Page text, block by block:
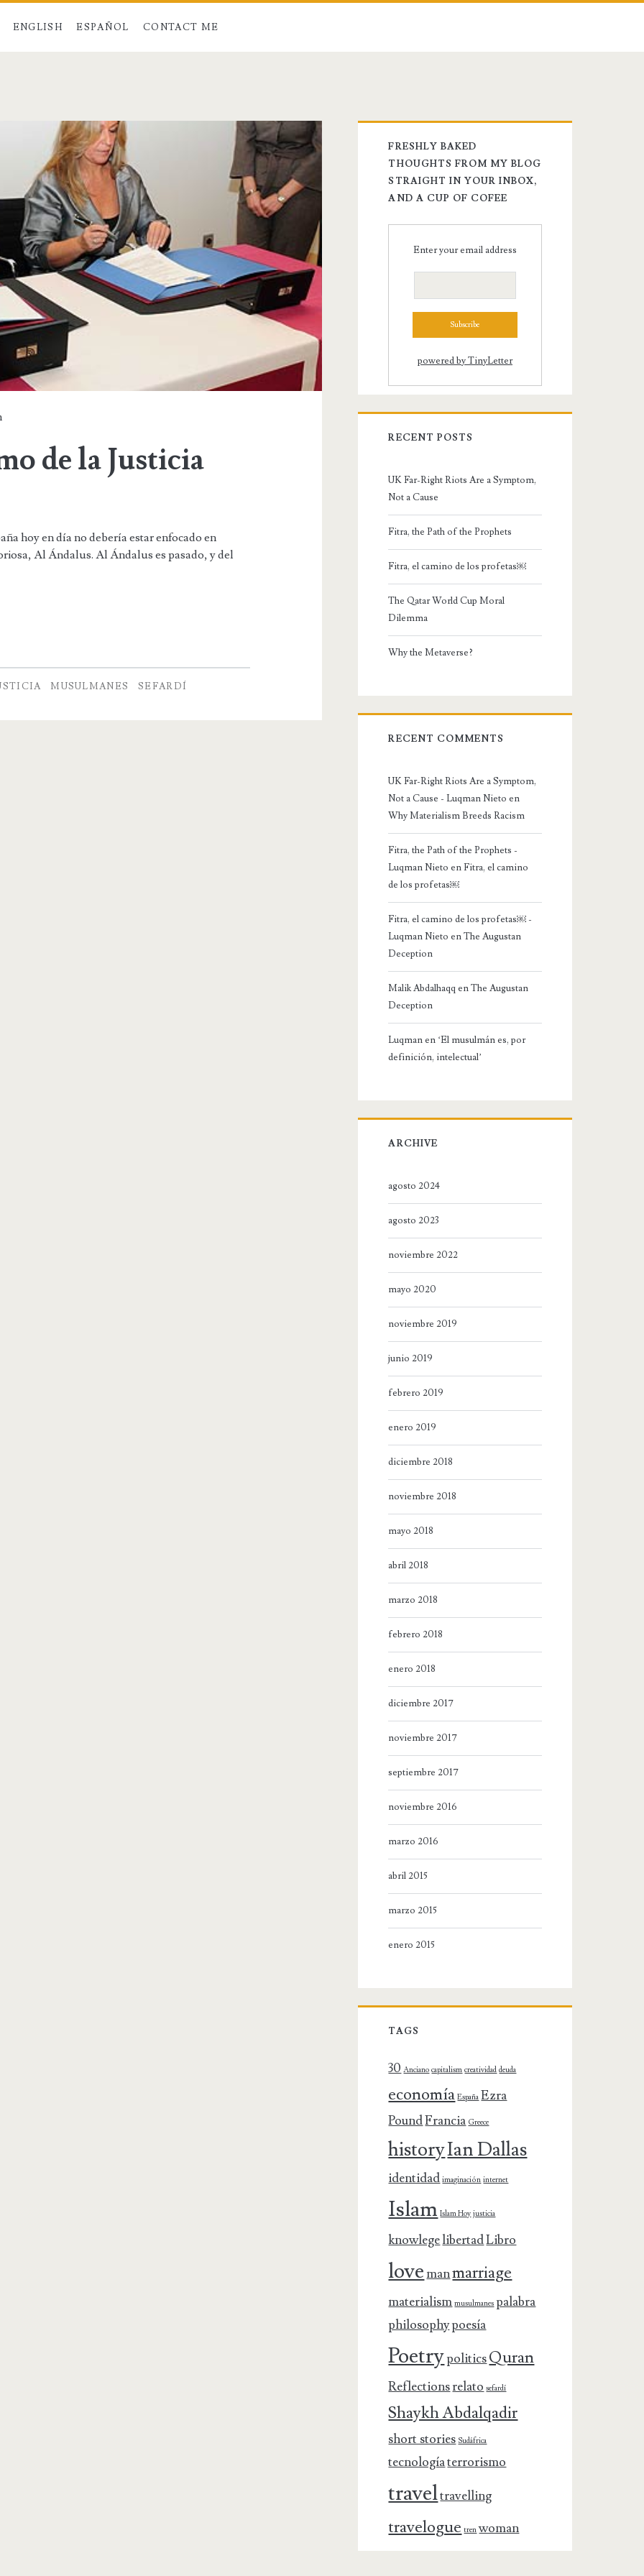
ENGLISH ESPAÑOL CONTACT ME
de la Justicia
hoy en día no debería estar enfocado en
Al Ándalus. Al Ándalus es pasado, y del
MUSULMANES SEFARDÍ
FRESHLY BAKED
THOUGHTS FROM MY BLOG
STRAIGHT IN YOUR INBOX,
AND A CUP OF COFEE
Enter your email address
powered by TinyLetter
RECENT POSTS
UK Far-Right Riots Are a Symptom,
Not a Cause
Fitra, the Path of the Prophets
Fitra, el camino de los profetas￼
The Qatar World Cup Moral
Dilemma
Why the Metaverse?
RECENT COMMENTS
UK Far-Right Riots Are a Symptom,
Not a Cause - Luqman Nieto en
Why Materialism Breeds Racism
Fitra, the Path of the Prophets -
Luqman Nieto enFitra, el camino
de los profetas￼
Fitra, el camino de los profetas￼ -
Luqman Nieto enThe Augustan
Deception
Malik Abdalhaqq enThe Augustan
Deception
Luqman en ‘El musulmán es, por
definición, intelectual’
ARCHIVE
agosto 2024
agosto 2023
noviembre 2022
mayo 2020
noviembre 2019
junio 2019
febrero 2019
enero 2019
diciembre 2018
noviembre 2018
mayo 2018
abril 2018
marzo 2018
febrero 2018
enero 2018
diciembre 2017
noviembre 2017
septiembre 2017
noviembre 2016
marzo 2016
abril 2015
marzo 2015
enero 2015
TAGS
30 Anciano capitalism creatividad deuda
economía España Ezra
PoundFrancia Greece
historyIan Dallas
identidad imaginación internet
Islam Islam Hoy justicia
knowlegelibertadLibro
love manmarriage
materialism musulmanes palabra
philosophypoesía
PoetrypoliticsQuran
Reflectionsrelato sefardí
Shaykh Abdalqadir
short stories Sudáfrica
tecnologíaterrorismo
traveltravelling
travelogue tren woman